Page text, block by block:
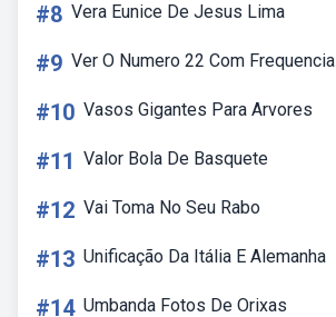
#8 Vera Eunice De Jesus Lima
#9 Ver O Numero 22 Com Frequencia
#10 Vasos Gigantes Para Arvores
#11 Valor Bola De Basquete
#12 Vai Toma No Seu Rabo
#13 Unificação Da Itália E Alemanha
#14 Umbanda Fotos De Orixas